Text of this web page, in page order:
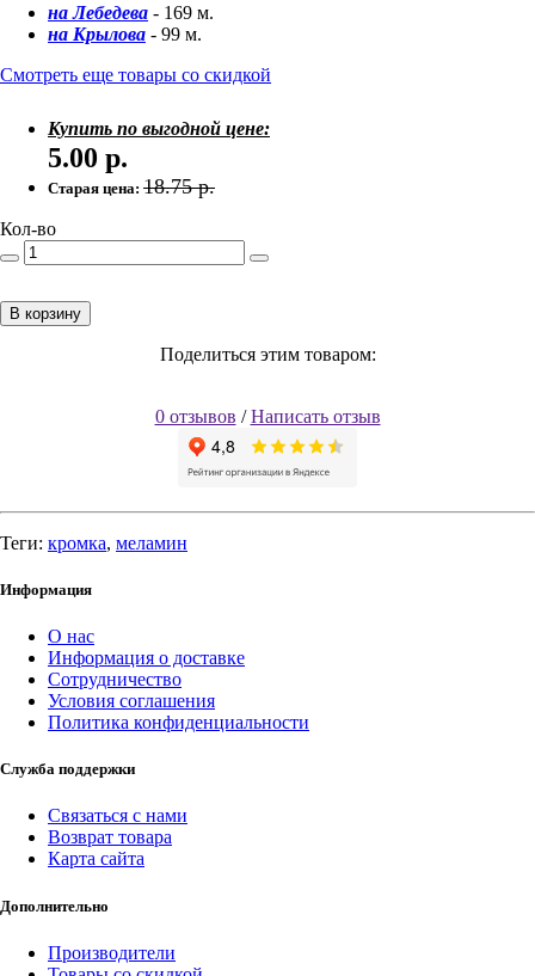
на Лебедева - 169 м.
на Крылова - 99 м.
Смотреть еще товары со скидкой
Купить по выгодной цене:
5.00 р.
Старая цена: 18.75р.
Кол-во
В корзину
Поделиться этим товаром:
0 отзывов /Написать отзыв
Теги: кромка, меламин
Информация
О нас
Информация о доставке
Сотрудничество
Условия соглашения
Политика конфиденциальности
Служба поддержки
Связаться с нами
Возврат товара
Карта сайта
Дополнительно
Производители